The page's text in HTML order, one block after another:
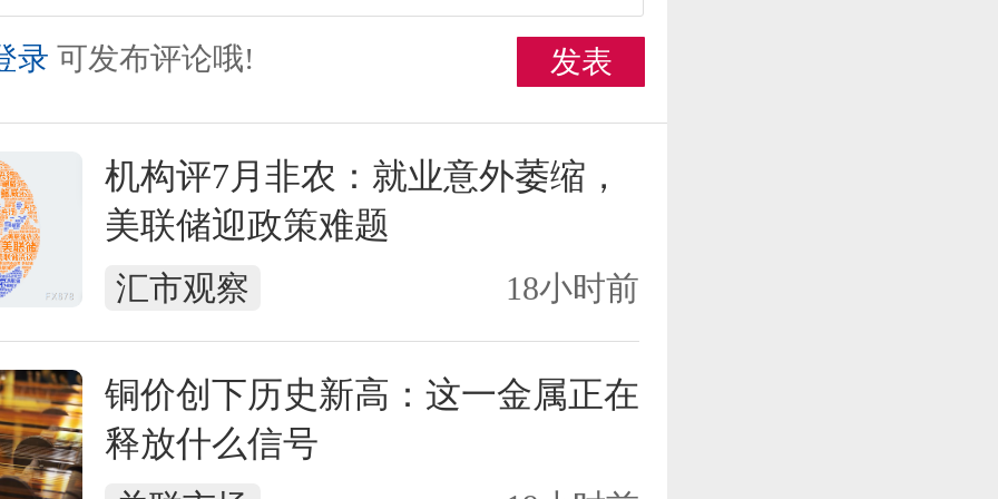
录 可发布评论哦! 发表
机构评7月非农：就业意外萎缩，
美联储迎政策难题
汇市观察 18小时前
铜价创下历史新高：这一金属正在
释放什么信号